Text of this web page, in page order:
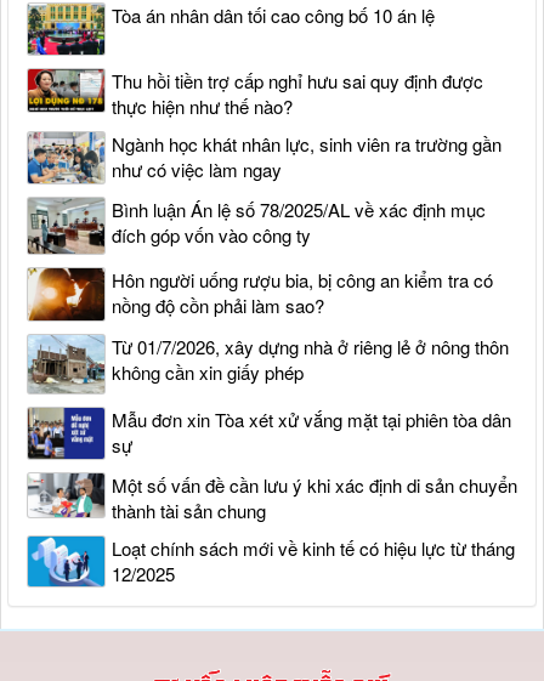
Tòa án nhân dân tối cao công bố 10 án lệ
Thu hồi tiền trợ cấp nghỉ hưu sai quy định được
thực hiện như thế nào?
Ngành học khát nhân lực, sinh viên ra trường gần
như có việc làm ngay
Bình luận Án lệ số 78/2025/AL về xác định mục
đích góp vốn vào công ty
Hôn người uống rượu bia, bị công an kiểm tra có
nồng độ cồn phải làm sao?
Từ 01/7/2026, xây dựng nhà ở riêng lẻ ở nông thôn
không cần xin giấy phép
Mẫu đơn xin Tòa xét xử vắng mặt tại phiên tòa dân
sự
Một số vấn đề cần lưu ý khi xác định di sản chuyển
thành tài sản chung
Loạt chính sách mới về kinh tế có hiệu lực từ tháng
12/2025